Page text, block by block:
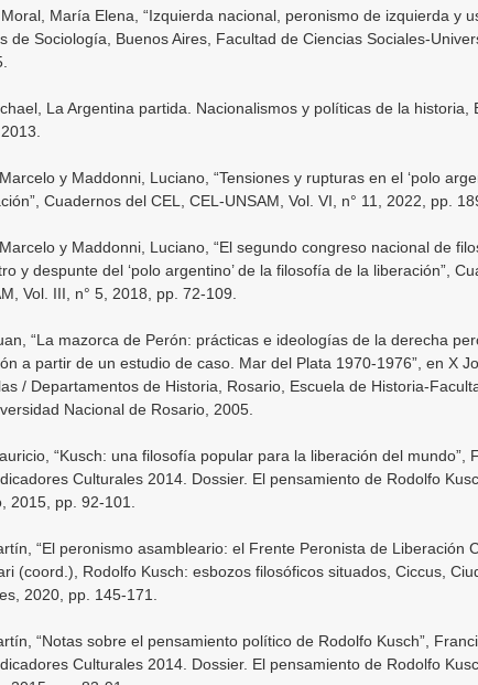
María Elena, “Izquierda nacional, peronismo de izquierda y
de Sociología, Buenos Aires, Facultad de Ciencias Sociales-
La Argentina partida. Nacionalismos y políticas de la historia,
y Maddonni, Luciano, “Tensiones y rupturas en el ‘polo
Cuadernos del CEL, CEL-UNSAM, Vol. VI, n° 11, 2022, pp.
y Maddonni, Luciano, “El segundo congreso nacional de
y despunte del ‘polo argentino’ de la filosofía de la liberación”,
Vol. III, n° 5, 2018, pp. 72-109.
“La mazorca de Perón: prácticas e ideologías de la derecha
a partir de un estudio de caso. Mar del Plata 1970-1976”, en X
/ Departamentos de Historia, Rosario, Escuela de Historia-
Nacional de Rosario, 2005.
“Kusch: una filosofía popular para la liberación del mundo”,
Culturales 2014. Dossier. El pensamiento de Rodolfo
2015, pp. 92-101.
“El peronismo asambleario: el Frente Peronista de Liberación
(coord.), Rodolfo Kusch: esbozos filosóficos situados, Ciccus,
2020, pp. 145-171.
“Notas sobre el pensamiento político de Rodolfo Kusch”,
Culturales 2014. Dossier. El pensamiento de Rodolfo